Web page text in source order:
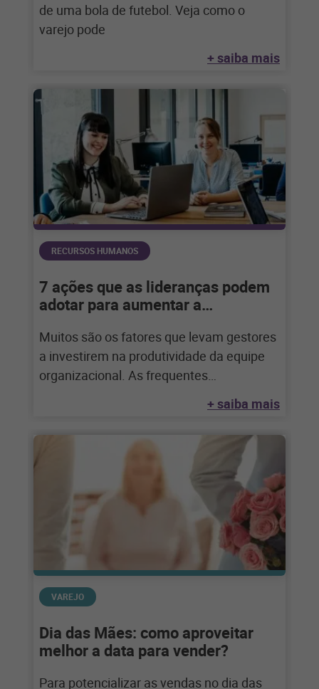
de uma bola de futebol. Veja como o
varejo pode
+ saiba mais
RECURSOS HUMANOS
7 ações que as lideranças podem
adotar para aumentar a
Muitos são os fatores que levam gestores
a investirem na produtividade da equipe
organizacional. As frequentes
+ saiba mais
VAREJO
Dia das Mães: como aproveitar
melhor a data para vender?
Para potencializar as vendas no dia das